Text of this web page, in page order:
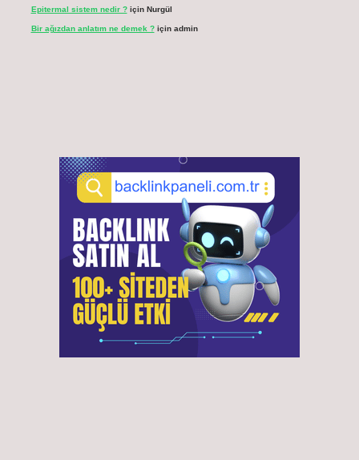
Epitermal sistem nedir ?için Nurgül
Bir ağızdan anlatım ne demek ?için admin